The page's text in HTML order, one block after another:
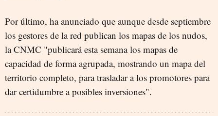
Por último, ha anunciado que aunque desde septiembre
los gestores de la red publican los mapas de los nudos,
la CNMC "publicará esta semana los mapas de
capacidad de forma agrupada, mostrando un mapa del
territorio completo, para trasladar a los promotores para
dar certidumbre a posibles inversiones".